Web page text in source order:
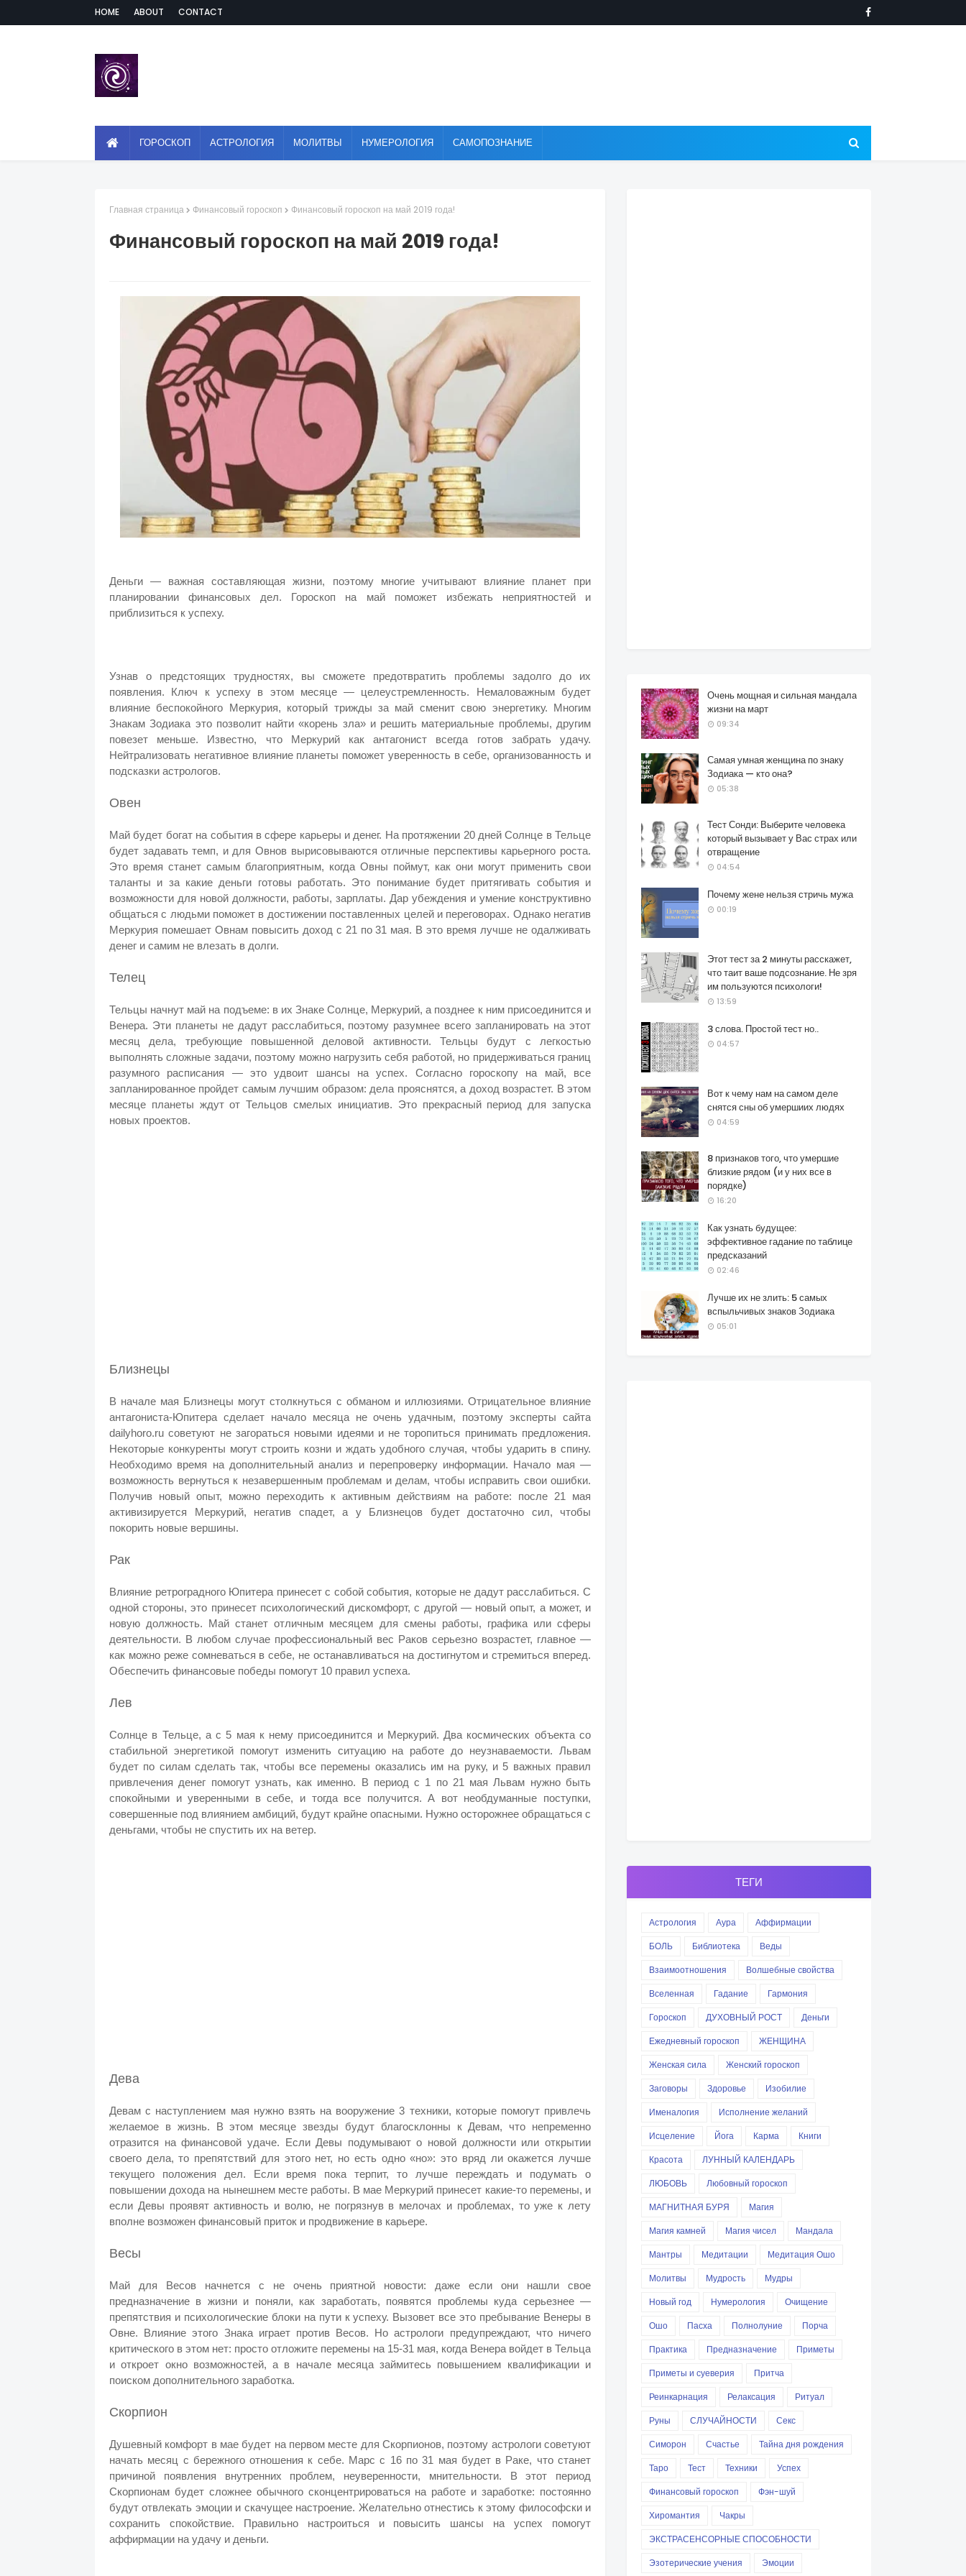
HOME ABOUT CONTACT
ГОРОСКОП АСТРОЛОГИЯ МОЛИТВЫ НУМЕРОЛОГИЯ САМОПОЗНАНИЕ
Главная страница Финансовый гороскоп Финансовый гороскоп на май 2019 года!
Финансовый гороскоп на май 2019 года!
Деньги — важная составляющая жизни, поэтому многие учитывают влияние планет при
планировании финансовых дел. Гороскоп на май поможет избежать неприятностей и
приблизиться к успеху.
Узнав о предстоящих трудностях, вы сможете предотвратить проблемы задолго до их
появления. Ключ к успеху в этом месяце — целеустремленность. Немаловажным будет
влияние беспокойного Меркурия, который трижды за май сменит свою энергетику. Многим
Знакам Зодиака это позволит найти «корень зла» и решить материальные проблемы, другим
повезет меньше. Известно, что Меркурий как антагонист всегда готов забрать удачу.
Нейтрализовать негативное влияние планеты поможет уверенность в себе, организованность и
подсказки астрологов.
Овен
Май будет богат на события в сфере карьеры и денег. На протяжении 20 дней Солнце в Тельце
будет задавать темп, и для Овнов вырисовываются отличные перспективы карьерного роста.
Это время станет самым благоприятным, когда Овны поймут, как они могут применить свои
таланты и за какие деньги готовы работать. Это понимание будет притягивать события и
возможности для новой должности, работы, зарплаты. Дар убеждения и умение конструктивно
общаться с людьми поможет в достижении поставленных целей и переговорах. Однако негатив
Меркурия помешает Овнам повысить доход с 21 по 31 мая. В это время лучше не одалживать
денег и самим не влезать в долги.
Телец
Тельцы начнут май на подъеме: в их Знаке Солнце, Меркурий, а позднее к ним присоединится и
Венера. Эти планеты не дадут расслабиться, поэтому разумнее всего запланировать на этот
месяц дела, требующие повышенной деловой активности. Тельцы будут с легкостью
выполнять сложные задачи, поэтому можно нагрузить себя работой, но придерживаться границ
разумного расписания — это удвоит шансы на успех. Согласно гороскопу на май, все
запланированное пройдет самым лучшим образом: дела прояснятся, а доход возрастет. В этом
месяце планеты ждут от Тельцов смелых инициатив. Это прекрасный период для запуска
новых проектов.
Близнецы
В начале мая Близнецы могут столкнуться с обманом и иллюзиями. Отрицательное влияние
антагониста-Юпитера сделает начало месяца не очень удачным, поэтому эксперты сайта
dailyhoro.ru советуют не загораться новыми идеями и не торопиться принимать предложения.
Некоторые конкуренты могут строить козни и ждать удобного случая, чтобы ударить в спину.
Необходимо время на дополнительный анализ и перепроверку информации. Начало мая —
возможность вернуться к незавершенным проблемам и делам, чтобы исправить свои ошибки.
Получив новый опыт, можно переходить к активным действиям на работе: после 21 мая
активизируется Меркурий, негатив спадет, а у Близнецов будет достаточно сил, чтобы
покорить новые вершины.
Рак
Влияние ретроградного Юпитера принесет с собой события, которые не дадут расслабиться. С
одной стороны, это принесет психологический дискомфорт, с другой — новый опыт, а может, и
новую должность. Май станет отличным месяцем для смены работы, графика или сферы
деятельности. В любом случае профессиональный вес Раков серьезно возрастет, главное —
как можно реже сомневаться в себе, не останавливаться на достигнутом и стремиться вперед.
Обеспечить финансовые победы помогут 10 правил успеха.
Лев
Солнце в Тельце, а с 5 мая к нему присоединится и Меркурий. Два космических объекта со
стабильной энергетикой помогут изменить ситуацию на работе до неузнаваемости. Львам
будет по силам сделать так, чтобы все перемены оказались им на руку, и 5 важных правил
привлечения денег помогут узнать, как именно. В период с 1 по 21 мая Львам нужно быть
спокойными и уверенными в себе, и тогда все получится. А вот необдуманные поступки,
совершенные под влиянием амбиций, будут крайне опасными. Нужно осторожнее обращаться с
деньгами, чтобы не спустить их на ветер.
Дева
Девам с наступлением мая нужно взять на вооружение 3 техники, которые помогут привлечь
желаемое в жизнь. В этом месяце звезды будут благосклонны к Девам, что непременно
отразится на финансовой удаче. Если Девы подумывают о новой должности или открытии
своего дела, то препятствий для этого нет, но есть одно «но»: это вряд ли окажется лучше
текущего положения дел. Если время пока терпит, то лучше переждать и подумать о
повышении дохода на нынешнем месте работы. В мае Меркурий принесет какие-то перемены, и
если Девы проявят активность и волю, не погрязнув в мелочах и проблемах, то уже к лету
вполне возможен финансовый приток и продвижение в карьере.
Весы
Май для Весов начнется с не очень приятной новости: даже если они нашли свое
предназначение в жизни и поняли, как заработать, появятся проблемы куда серьезнее —
препятствия и психологические блоки на пути к успеху. Вызовет все это пребывание Венеры в
Овне. Влияние этого Знака играет против Весов. Но астрологи предупреждают, что ничего
критического в этом нет: просто отложите перемены на 15-31 мая, когда Венера войдет в Тельца
и откроет окно возможностей, а в начале месяца займитесь повышением квалификации и
поиском дополнительного заработка.
Скорпион
Душевный комфорт в мае будет на первом месте для Скорпионов, поэтому астрологи советуют
начать месяц с бережного отношения к себе. Марс с 16 по 31 мая будет в Раке, что станет
причиной появления внутренних проблем, неуверенности, мнительности. В этот период
Скорпионам будет сложнее обычного сконцентрироваться на работе и заработке: постоянно
будут отвлекать эмоции и скачущее настроение. Желательно отнестись к этому философски и
сохранить спокойствие. Правильно настроиться и повысить шансы на успех помогут
аффирмации на удачу и деньги.
Очень мощная и сильная мандала
жизни на март
09:34
Самая умная женщина по знаку
Зодиака — кто она?
05:38
Тест Сонди: Выберите человека
который вызывает у Вас страх или
отвращение
04:54
Почему жене нельзя стричь мужа
00:19
Этот тест за 2 минуты расскажет,
что таит ваше подсознание. Не зря
им пользуются психологи!
13:59
3 слова. Простой тест но..
04:57
Вот к чему нам на самом деле
снятся сны об умершиих людях
04:59
8 признаков того, что умершие
близкие рядом (и у них все в
порядке)
16:20
Как узнать будущее:
эффективное гадание по таблице
предсказаний
02:46
Лучше их не злить: 5 самых
вспыльчивых знаков Зодиака
05:01
ТЕГИ
Астрология Аура
Аффирмации
БОЛЬ
Библиотека
Веды
Взаимоотношения
Волшебные свойства
Вселенная
Гадание
Гармония
Гороскоп
ДУХОВНЫЙ РОСТ
Деньги
Ежедневный гороскоп
ЖЕНЩИНА
Женская сила
Женский гороскоп
Заговоры
Здоровье
Изобилие
Именалогия
Исполнение желаний
Исцеление
Йога Карма
Книги
Красота
ЛУННЫЙ КАЛЕНДАРЬ
ЛЮБОВЬ
Любовный гороскоп
МАГНИТНАЯ БУРЯ
Магия
Магия камней
Магия чисел
Мандала
Мантры
Медитации
Медитация Ошо
Молитвы
Мудрость
Мудры
Новый год
Нумерология
Очищение
Ошо
Пасха Полнолуние
Порча
Практика
Предназначение
Приметы
Приметы и суеверия
Притча
Реинкарнация
Релаксация
Ритуал
Руны
СЛУЧАЙНОСТИ
Секс
Симорон
Счастье
Тайна дня рождения
Таро
Тест Техники
Успех
Финансовый гороскоп
Фэн-шуй
Хиромантия
Чакры
ЭКСТРАСЕНСОРНЫЕ СПОСОБНОСТИ
Эзотерические учения
Эмоции